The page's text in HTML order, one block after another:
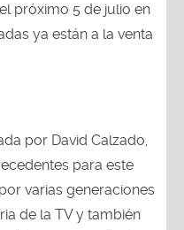
próximo 5 de julio en
ya están a la venta
por David Calzado,
para este
varias generaciones
de la TV y también